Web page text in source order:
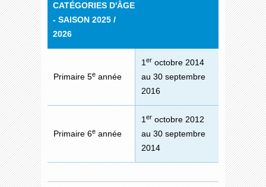
FORMATIONS
CATÉGORIES D'ÂGE
- SAISON 2025 /
2026
Primaire 5e année
1 er octobre 2014
au 30 septembre
2016
Primaire 6e année
1 er octobre 2012
au 30 septembre
2014